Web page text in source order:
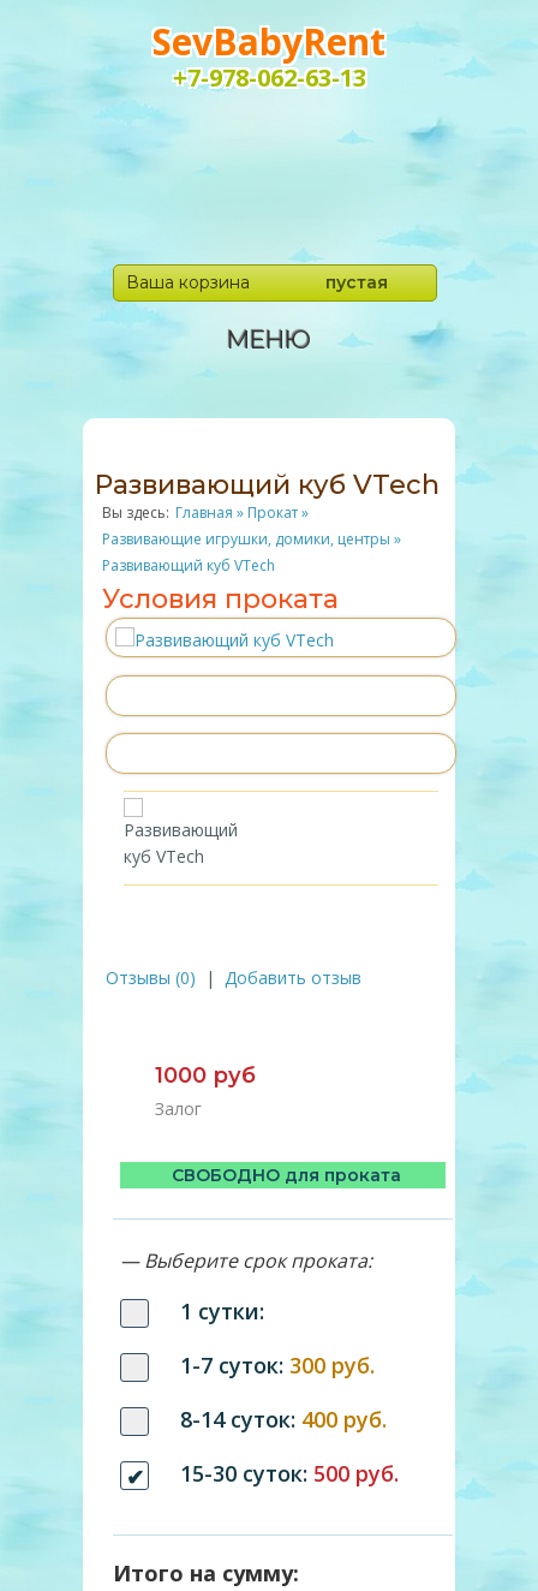
SevBabyRent
+7-978-062-63-13
Ваша корзина пустая
МЕНЮ
Развивающий куб VTech
Вы здесь: Главная » Прокат»
Развивающие игрушки, домики, центры »
Развивающий куб VTech
Условия проката
Отзывы (0) |Добавить отзыв
1000 руб
Залог
СВОБОДНО для проката
— Выберите срок проката:
1 сутки:
1-7 суток: 300 руб.
8-14 суток: 400 руб.
15-30 суток: 500 руб.
Итого на сумму: